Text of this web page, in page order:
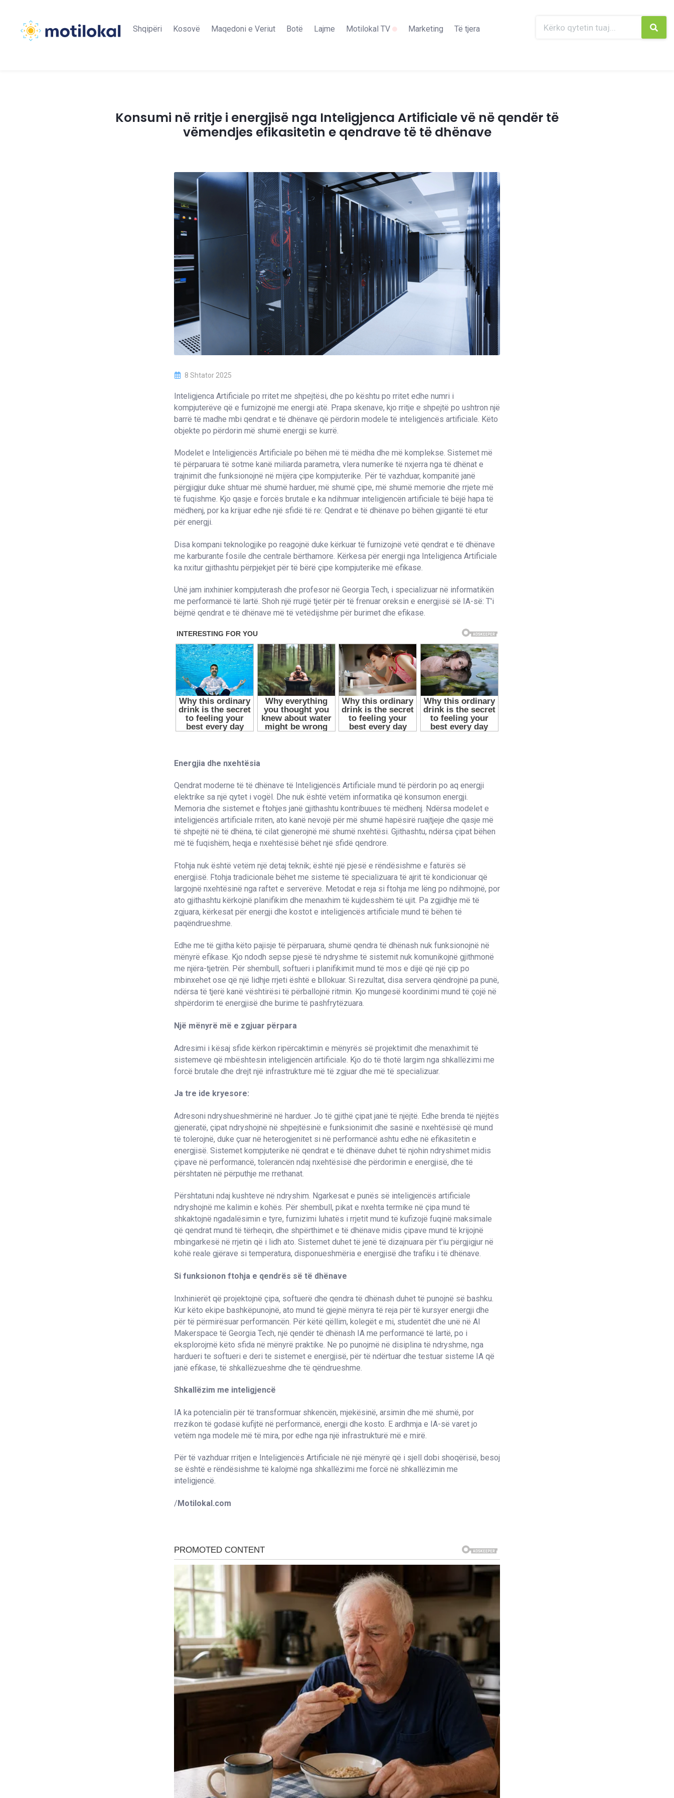
Shqipëri Kosovë Maqedoni e Veriut Botë Lajme Motilokal TV Marketing Të tjera
Konsumi në rritje i energjisë nga Inteligjenca Artificiale vë në qendër të
vëmendjes efikasitetin e qendrave të të dhënave
8 Shtator 2025
Inteligjenca Artificiale po rritet me shpejtësi, dhe po kështu po rritet edhe numri i
kompjuterëve që e furnizojnë me energji atë. Prapa skenave, kjo rritje e shpejtë po ushtron një
barrë të madhe mbi qendrat e të dhënave që përdorin modele të inteligjencës artificiale. Këto
objekte po përdorin më shumë energji se kurrë.
Modelet e Inteligjencës Artificiale po bëhen më të mëdha dhe më komplekse. Sistemet më
të përparuara të sotme kanë miliarda parametra, vlera numerike të nxjerra nga të dhënat e
trajnimit dhe funksionojnë në mijëra çipe kompjuterike. Për të vazhduar, kompanitë janë
përgjigjur duke shtuar më shumë harduer, më shumë çipe, më shumë memorie dhe rrjete më
të fuqishme. Kjo qasje e forcës brutale e ka ndihmuar inteligjencën artificiale të bëjë hapa të
mëdhenj, por ka krijuar edhe një sfidë të re: Qendrat e të dhënave po bëhen gjigantë të etur
për energji.
Disa kompani teknologjike po reagojnë duke kërkuar të furnizojnë vetë qendrat e të dhënave
me karburante fosile dhe centrale bërthamore. Kërkesa për energji nga Inteligjenca Artificiale
ka nxitur gjithashtu përpjekjet për të bërë çipe kompjuterike më efikase.
Unë jam inxhinier kompjuterash dhe profesor në Georgia Tech, i specializuar në informatikën
me performancë të lartë. Shoh një rrugë tjetër për të frenuar oreksin e energjisë së IA-së: T'i
bëjmë qendrat e të dhënave më të vetëdijshme për burimet dhe efikase.
Energjia dhe nxehtësia
Qendrat moderne të të dhënave të Inteligjencës Artificiale mund të përdorin po aq energji
elektrike sa një qytet i vogël. Dhe nuk është vetëm informatika që konsumon energji.
Memoria dhe sistemet e ftohjes janë gjithashtu kontribuues të mëdhenj. Ndërsa modelet e
inteligjencës artificiale rriten, ato kanë nevojë për më shumë hapësirë ruajtjeje dhe qasje më
të shpejtë në të dhëna, të cilat gjenerojnë më shumë nxehtësi. Gjithashtu, ndërsa çipat bëhen
më të fuqishëm, heqja e nxehtësisë bëhet një sfidë qendrore.
Ftohja nuk është vetëm një detaj teknik; është një pjesë e rëndësishme e faturës së
energjisë. Ftohja tradicionale bëhet me sisteme të specializuara të ajrit të kondicionuar që
largojnë nxehtësinë nga raftet e serverëve. Metodat e reja si ftohja me lëng po ndihmojnë, por
ato gjithashtu kërkojnë planifikim dhe menaxhim të kujdesshëm të ujit. Pa zgjidhje më të
zgjuara, kërkesat për energji dhe kostot e inteligjencës artificiale mund të bëhen të
paqëndrueshme.
Edhe me të gjitha këto pajisje të përparuara, shumë qendra të dhënash nuk funksionojnë në
mënyrë efikase. Kjo ndodh sepse pjesë të ndryshme të sistemit nuk komunikojnë gjithmonë
me njëra-tjetrën. Për shembull, softueri i planifikimit mund të mos e dijë që një çip po
mbinxehet ose që një lidhje rrjeti është e bllokuar. Si rezultat, disa servera qëndrojnë pa punë,
ndërsa të tjerë kanë vështirësi të përballojnë ritmin. Kjo mungesë koordinimi mund të çojë në
shpërdorim të energjisë dhe burime të pashfrytëzuara.
Një mënyrë më e zgjuar përpara
Adresimi i kësaj sfide kërkon ripërcaktimin e mënyrës së projektimit dhe menaxhimit të
sistemeve që mbështesin inteligjencën artificiale. Kjo do të thotë largim nga shkallëzimi me
forcë brutale dhe drejt një infrastrukture më të zgjuar dhe më të specializuar.
Ja tre ide kryesore:
Adresoni ndryshueshmërinë në harduer. Jo të gjithë çipat janë të njëjtë. Edhe brenda të njëjtës
gjeneratë, çipat ndryshojnë në shpejtësinë e funksionimit dhe sasinë e nxehtësisë që mund
të tolerojnë, duke çuar në heterogjenitet si në performancë ashtu edhe në efikasitetin e
energjisë. Sistemet kompjuterike në qendrat e të dhënave duhet të njohin ndryshimet midis
çipave në performancë, tolerancën ndaj nxehtësisë dhe përdorimin e energjisë, dhe të
përshtaten në përputhje me rrethanat.
Përshtatuni ndaj kushteve në ndryshim. Ngarkesat e punës së inteligjencës artificiale
ndryshojnë me kalimin e kohës. Për shembull, pikat e nxehta termike në çipa mund të
shkaktojnë ngadalësimin e tyre, furnizimi luhatës i rrjetit mund të kufizojë fuqinë maksimale
që qendrat mund të tërheqin, dhe shpërthimet e të dhënave midis çipave mund të krijojnë
mbingarkesë në rrjetin që i lidh ato. Sistemet duhet të jenë të dizajnuara për t'iu përgjigjur në
kohë reale gjërave si temperatura, disponueshmëria e energjisë dhe trafiku i të dhënave.
Si funksionon ftohja e qendrës së të dhënave
Inxhinierët që projektojnë çipa, softuerë dhe qendra të dhënash duhet të punojnë së bashku.
Kur këto ekipe bashkëpunojnë, ato mund të gjejnë mënyra të reja për të kursyer energji dhe
për të përmirësuar performancën. Për këtë qëllim, kolegët e mi, studentët dhe unë në AI
Makerspace të Georgia Tech, një qendër të dhënash IA me performancë të lartë, po i
eksplorojmë këto sfida në mënyrë praktike. Ne po punojmë në disiplina të ndryshme, nga
hardueri te softueri e deri te sistemet e energjisë, për të ndërtuar dhe testuar sisteme IA që
janë efikase, të shkallëzueshme dhe të qëndrueshme.
Shkallëzim me inteligjencë
IA ka potencialin për të transformuar shkencën, mjekësinë, arsimin dhe më shumë, por
rrezikon të godasë kufijtë në performancë, energji dhe kosto. E ardhmja e IA-së varet jo
vetëm nga modele më të mira, por edhe nga një infrastrukturë më e mirë.
Për të vazhduar rritjen e Inteligjencës Artificiale në një mënyrë që i sjell dobi shoqërisë, besoj
se është e rëndësishme të kalojmë nga shkallëzimi me forcë në shkallëzimin me
inteligjencë.
/Motilokal.com